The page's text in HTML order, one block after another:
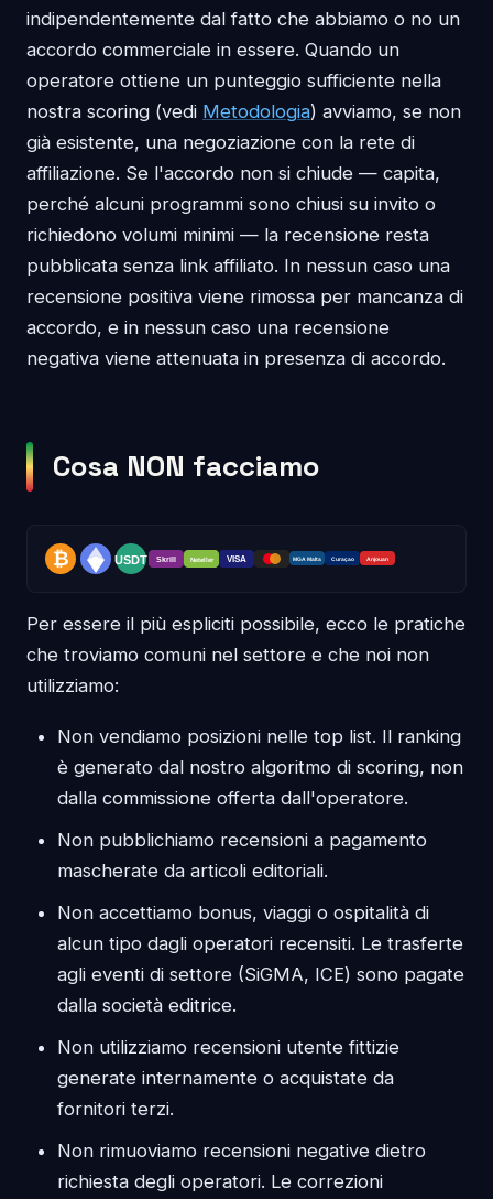
indipendentemente dal fatto che abbiamo o no un
accordo commerciale in essere. Quando un
operatore ottiene un punteggio sufficiente nella
nostra scoring (vedi Metodologia) avviamo, se non
già esistente, una negoziazione con la rete di
affiliazione. Se l'accordo non si chiude — capita,
perché alcuni programmi sono chiusi su invito o
richiedono volumi minimi — la recensione resta
pubblicata senza link affiliato. In nessun caso una
recensione positiva viene rimossa per mancanza di
accordo, e in nessun caso una recensione
negativa viene attenuata in presenza di accordo.
Cosa NON facciamo
Per essere il più espliciti possibile, ecco le pratiche
che troviamo comuni nel settore e che noi non
utilizziamo:
Non vendiamo posizioni nelle top list. Il ranking
è generato dal nostro algoritmo di scoring, non
dalla commissione offerta dall'operatore.
Non pubblichiamo recensioni a pagamento
mascherate da articoli editoriali.
Non accettiamo bonus, viaggi o ospitalità di
alcun tipo dagli operatori recensiti. Le trasferte
agli eventi di settore (SiGMA, ICE) sono pagate
dalla società editrice.
Non utilizziamo recensioni utente fittizie
generate internamente o acquistate da
fornitori terzi.
Non rimuoviamo recensioni negative dietro
richiesta degli operatori. Le correzioni